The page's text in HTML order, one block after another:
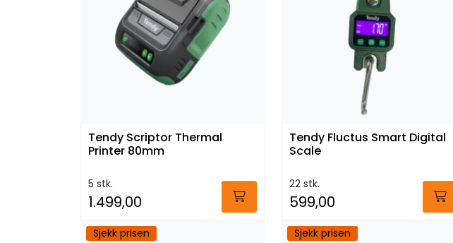
Tendy Scriptor Thermal
Printer 80mm
5 stk.
1.499,00
Tendy Fluctus Smart Digital
Scale
22 stk.
599,00
Sjekk prisen Sjekk prisen